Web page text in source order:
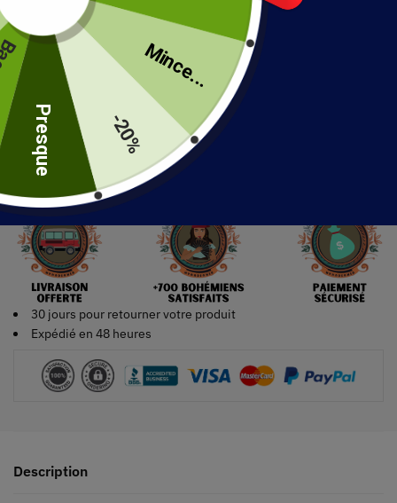
Taille
Ajouter au panier
30 jours pour retourner votre produit
Expédié en 48 heures
Description
Mince...
-20%
Presque